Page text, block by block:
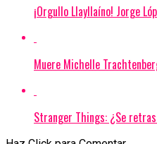
¡Orgullo Llayllaíno! Jorge
Muere Michelle
Stranger Things: ¿Se